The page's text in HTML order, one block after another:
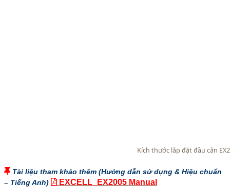
Kích thước lắp đặt đầu cân
Tài liệu tham khảo thêm (Hướng dẫn sử dụng & Hiệu chuẩn
– Tiếng Anh)
EXCELL_EX2005 Manual